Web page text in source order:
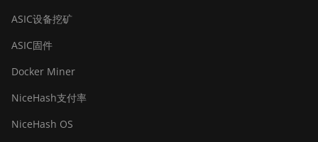
ASIC设备挖矿
ASIC固件
Docker Miner
NiceHash支付率
NiceHash OS